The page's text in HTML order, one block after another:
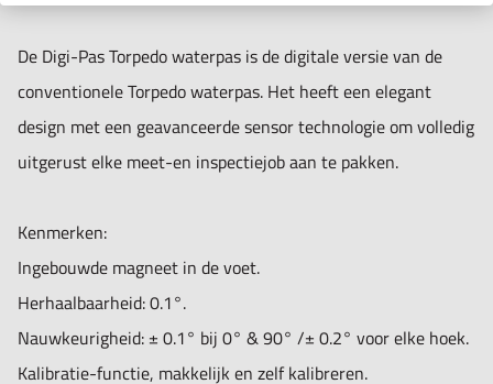
De Digi-Pas Torpedo waterpas is de digitale versie van de
conventionele Torpedo waterpas. Het heeft een elegant
design met een geavanceerde sensor technologie om volledig
uitgerust elke meet-en inspectiejob aan te pakken.
Kenmerken:
Ingebouwde magneet in de voet.
Herhaalbaarheid: 0.1°.
Nauwkeurigheid: ± 0.1° bij 0° & 90° /± 0.2° voor elke hoek.
Kalibratie-functie, makkelijk en zelf kalibreren.